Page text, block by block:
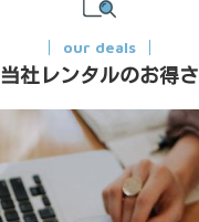
our deals
当社レンタルのお得さ